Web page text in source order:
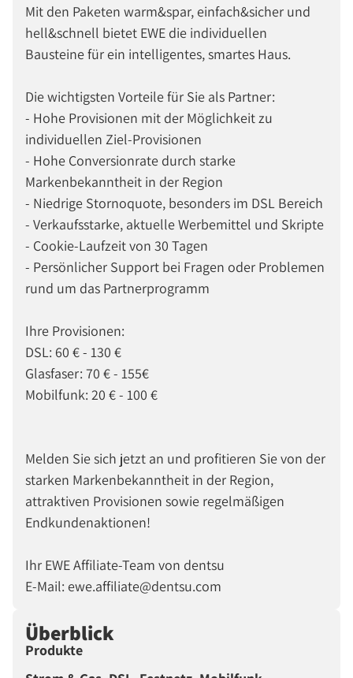
Mit den Paketen warm&spar, einfach&sicher und
hell&schnell bietet EWE die individuellen
Bausteine für ein intelligentes, smartes Haus.
Die wichtigsten Vorteile für Sie als Partner:
- Hohe Provisionen mit der Möglichkeit zu
individuellen Ziel-Provisionen
- Hohe Conversionrate durch starke
Markenbekanntheit in der Region
- Niedrige Stornoquote, besonders im DSL Bereich
- Verkaufsstarke, aktuelle Werbemittel und Skripte
- Cookie-Laufzeit von 30 Tagen
- Persönlicher Support bei Fragen oder Problemen
rund um das Partnerprogramm
Ihre Provisionen:
DSL: 60 € - 130 €
Glasfaser: 70 € - 155€
Mobilfunk: 20 € - 100 €
Melden Sie sich jetzt an und profitieren Sie von der
starken Markenbekanntheit in der Region,
attraktiven Provisionen sowie regelmäßigen
Endkundenaktionen!
Ihr EWE Affiliate-Team von dentsu
E-Mail: ewe.affiliate@dentsu.com
Überblick
Produkte